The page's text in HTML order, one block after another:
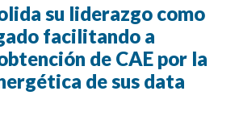
su liderazgo como
facilitando a
de CAE por la
de sus data